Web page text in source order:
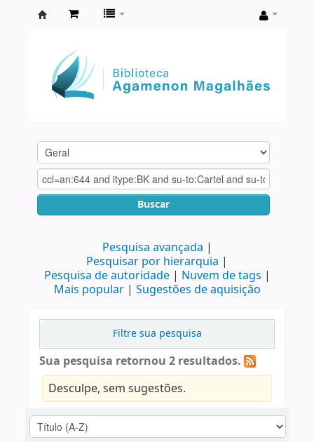
Agamenon
Magalhães
Buscar
Pesquisa avançada
Pesquisar por hierarquia
Pesquisa de autoridade
Nuvem de tags
Mais popular
Sugestões de aquisição
Filtre sua pesquisa
Sua pesquisa retornou 2 resultados.
Desculpe, sem sugestões.